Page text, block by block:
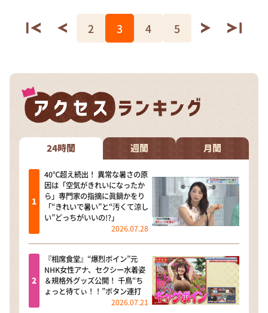
2 3 4 5
24時間 週間 月間
40℃超え続出！ 異常な暑さの原
因は「空気がきれいになったか
ら」専門家の指摘に眞鍋かをり
「“きれいで暑い”と“汚くて涼し
い”どっちがいいの!?」
2026.07.28
『相席食堂』“爆烈ボイン”元
NHK女性アナ、セクシー水着姿
＆規格外グッズ公開！ 千鳥“ち
ょっと待てぃ！！”ボタン連打
2026.07.21